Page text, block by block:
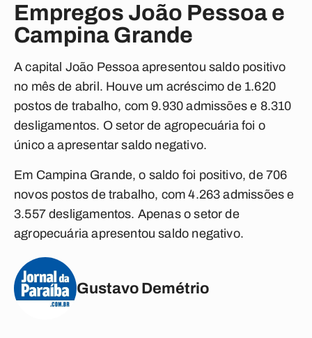
Empregos João Pessoa e
Campina Grande
A capital João Pessoa apresentou saldo positivo
no mês de abril. Houve um acréscimo de 1.620
postos de trabalho, com 9.930 admissões e 8.310
desligamentos. O setor de agropecuária foi o
único a apresentar saldo negativo.
Em Campina Grande, o saldo foi positivo, de 706
novos postos de trabalho, com 4.263 admissões e
3.557 desligamentos. Apenas o setor de
agropecuária apresentou saldo negativo.
Gustavo Demétrio